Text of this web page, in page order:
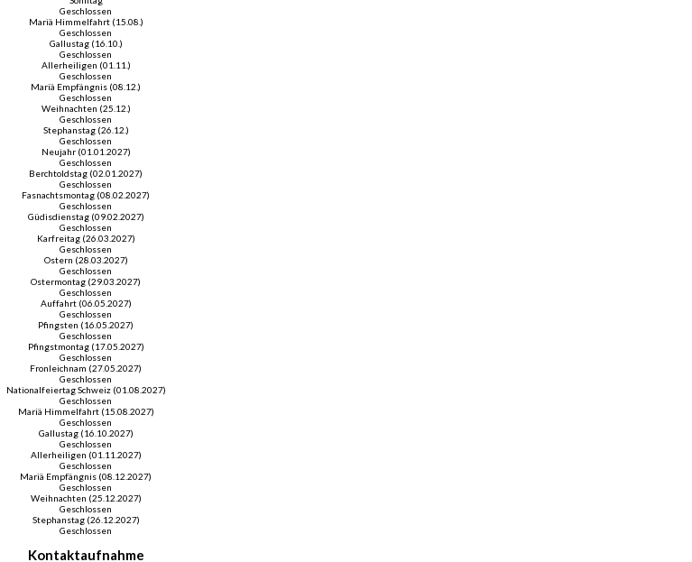
Geschlossen
Mariä Himmelfahrt (15.08.)
Geschlossen
Gallustag (16.10.)
Geschlossen
Allerheiligen (01.11.)
Geschlossen
Mariä Empfängnis (08.12.)
Geschlossen
Weihnachten (25.12.)
Geschlossen
Stephanstag (26.12.)
Geschlossen
Neujahr (01.01.2027)
Geschlossen
Berchtoldstag (02.01.2027)
Geschlossen
Fasnachtsmontag (08.02.2027)
Geschlossen
Güdisdienstag (09.02.2027)
Geschlossen
Karfreitag (26.03.2027)
Geschlossen
Ostern (28.03.2027)
Geschlossen
Ostermontag (29.03.2027)
Geschlossen
Auffahrt (06.05.2027)
Geschlossen
Pfingsten (16.05.2027)
Geschlossen
Pfingstmontag (17.05.2027)
Geschlossen
Fronleichnam (27.05.2027)
Geschlossen
Nationalfeiertag Schweiz (01.08.2027)
Geschlossen
Mariä Himmelfahrt (15.08.2027)
Geschlossen
Gallustag (16.10.2027)
Geschlossen
Allerheiligen (01.11.2027)
Geschlossen
Mariä Empfängnis (08.12.2027)
Geschlossen
Weihnachten (25.12.2027)
Geschlossen
Stephanstag (26.12.2027)
Geschlossen
Kontaktaufnahme